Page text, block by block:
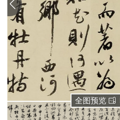
全图预览
高
清
国
画
|
国
画